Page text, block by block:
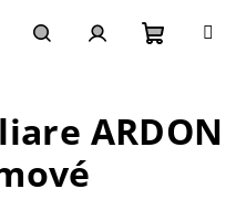
košík
ARDON